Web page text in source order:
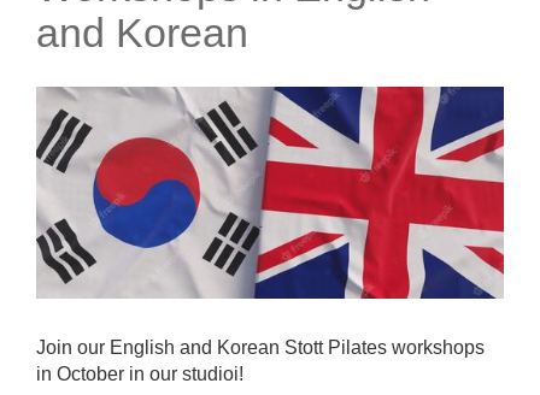
and Korean
Join our English and Korean Stott Pilates workshops
in October in our studioi!